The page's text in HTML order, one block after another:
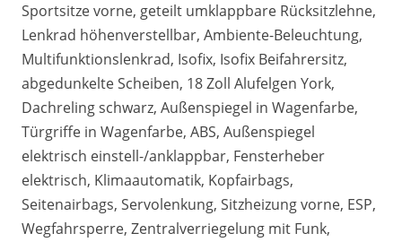
Sportsitze vorne, geteilt umklappbare Rücksitzlehne,
Lenkrad höhenverstellbar, Ambiente-Beleuchtung,
Multifunktionslenkrad, Isofix, Isofix Beifahrersitz,
abgedunkelte Scheiben, 18 Zoll Alufelgen York,
Dachreling schwarz, Außenspiegel in Wagenfarbe,
Türgriffe in Wagenfarbe, ABS, Außenspiegel
elektrisch einstell-/anklappbar, Fensterheber
elektrisch, Klimaautomatik, Kopfairbags,
Seitenairbags, Servolenkung, Sitzheizung vorne, ESP,
Wegfahrsperre, Zentralverriegelung mit Funk,